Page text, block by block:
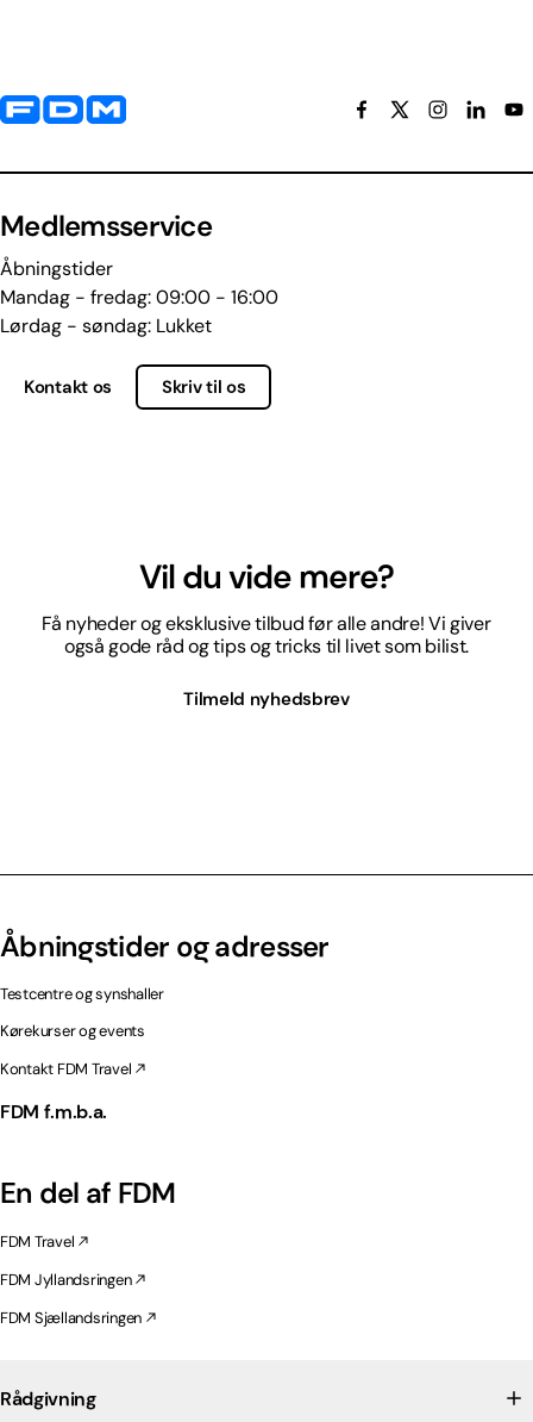
Yderligere information og kontaktoplysninger
Medlemsservice
Åbningstider
Mandag - fredag: 09:00 - 16:00
Lørdag - søndag: Lukket
Kontakt os Skriv til os
Vil du vide mere?
Få nyheder og eksklusive tilbud før alle andre! Vi giver
også gode råd og tips og tricks til livet som bilist.
Tilmeld nyhedsbrev
Åbningstider og adresser
Testcentre og synshaller
Kørekurser og events
Kontakt FDM Travel
FDM f.m.b.a.
En del af FDM
FDM Travel
FDM Jyllandsringen
FDM Sjællandsringen
Rådgivning